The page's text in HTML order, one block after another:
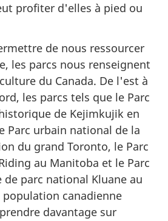
profiter d'elles à pied ou
de nous ressourcer
les parcs nous renseignent
du Canada. De l'est à
les parcs tels que le Parc
de Kejimkujik en
Parc urbain national de la
du grand Toronto, le Parc
au Manitoba et le Parc
parc national Kluane au
canadienne
davantage sur